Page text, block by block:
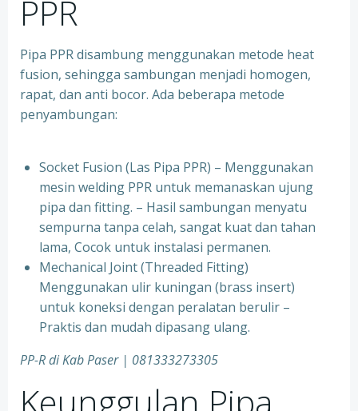
PPR
Pipa PPR disambung menggunakan metode heat
fusion, sehingga sambungan menjadi homogen,
rapat, dan anti bocor. Ada beberapa metode
penyambungan:
Socket Fusion (Las Pipa PPR) – Menggunakan
mesin welding PPR untuk memanaskan ujung
pipa dan fitting. – Hasil sambungan menyatu
sempurna tanpa celah, sangat kuat dan tahan
lama, Cocok untuk instalasi permanen.
⁠Mechanical Joint (Threaded Fitting)
Menggunakan ulir kuningan (brass insert)
untuk koneksi dengan peralatan berulir –
Praktis dan mudah dipasang ulang.
PP-R di Kab Paser | 081333273305
Keunggulan Pipa